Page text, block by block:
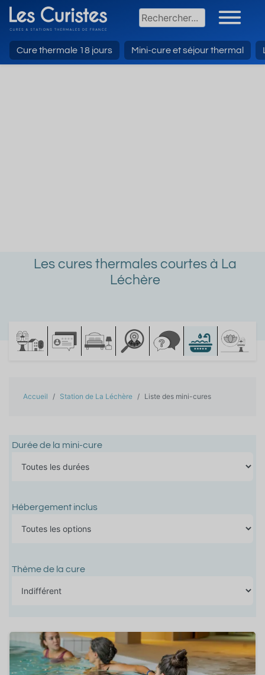
Cure thermale 18 jours Mini-cure et séjour thermal
Les cures thermales courtes à La
Léchère
Accueil Station de La Léchère Liste des mini-cures
Durée de la mini-cure
Hébergement inclus
Thème de la cure